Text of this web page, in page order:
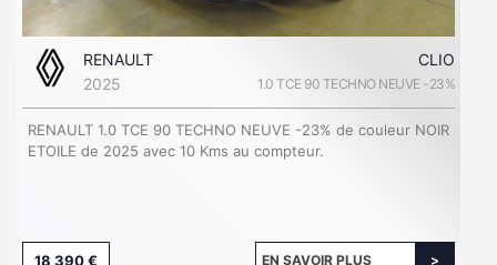
RENAULT
CLIO
2025
1.0 TCE 90 TECHNO NEUVE -23%
RENAULT 1.0 TCE 90 TECHNO NEUVE -23% de couleur NOIR
ETOILE de 2025 avec 10 Kms au compteur.
18 390 € EN SAVOIR PLUS